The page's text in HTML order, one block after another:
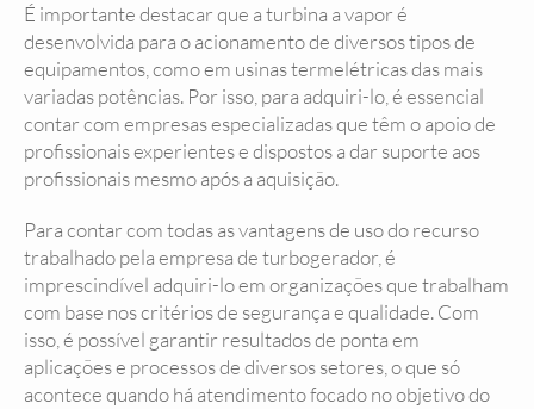
É importante destacar que a turbina a vapor é
desenvolvida para o acionamento de diversos tipos de
equipamentos, como em usinas termelétricas das mais
variadas potências. Por isso, para adquiri-lo, é essencial
contar com empresas especializadas que têm o apoio de
profissionais experientes e dispostos a dar suporte aos
profissionais mesmo após a aquisição.
Para contar com todas as vantagens de uso do recurso
trabalhado pela empresa de turbogerador, é
imprescindível adquiri-lo em organizações que trabalham
com base nos critérios de segurança e qualidade. Com
isso, é possível garantir resultados de ponta em
aplicações e processos de diversos setores, o que só
acontece quando há atendimento focado no objetivo do